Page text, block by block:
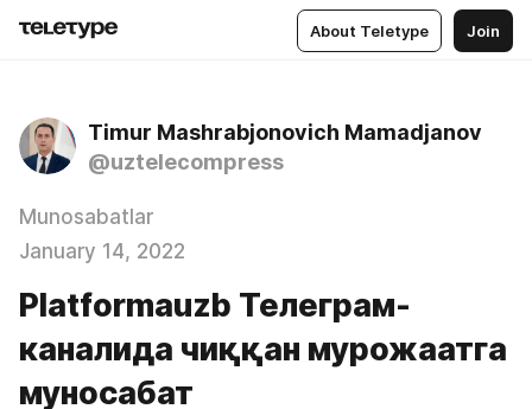
About Teletype Join
Timur Mashrabjonovich Mamadjanov
@uztelecompress
Munosabatlar
January 14, 2022
Platformauzb Телеграм-
каналида чиққан мурожаатга
муносабат